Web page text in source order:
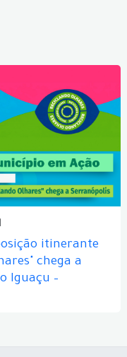
itinerante
chega a
Iguaçu –